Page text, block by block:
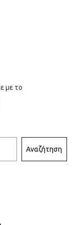
με το
Αναζήτηση